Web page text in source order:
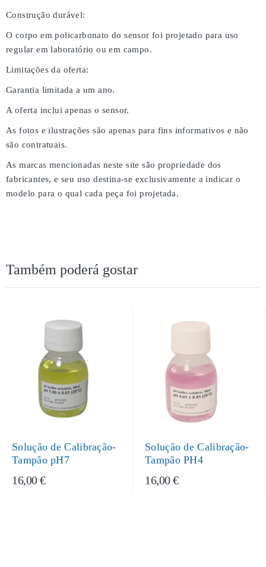
Construção durável:
O corpo em policarbonato do sensor foi projetado para uso
regular em laboratório ou em campo.
Limitações da oferta:
Garantia limitada a um ano.
A oferta inclui apenas o sensor.
As fotos e ilustrações são apenas para fins informativos e não
são contratuais.
As marcas mencionadas neste site são propriedade dos
fabricantes, e seu uso destina-se exclusivamente a indicar o
modelo para o qual cada peça foi projetada.
Também poderá gostar
Solução de Calibração-
Tampão pH7
16,00 €
Solução de Calibração-
Tampão PH4
16,00 €